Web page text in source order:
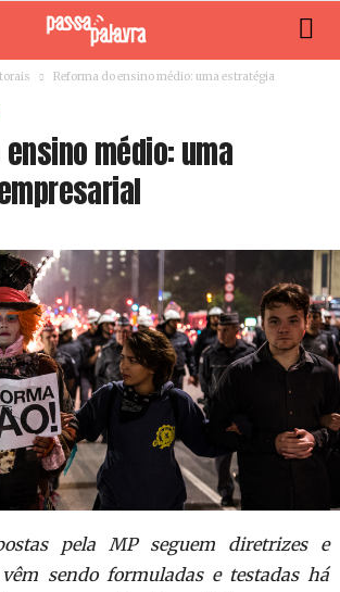
Reforma do ensino médio: uma estratégia
médio: uma
pela MP seguem diretrizes e
sendo formuladas e testadas há